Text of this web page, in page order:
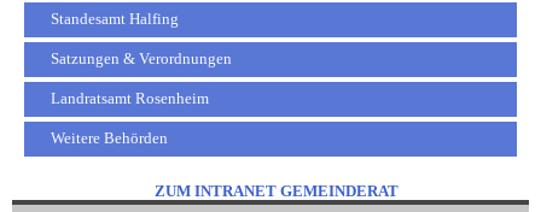
Standesamt Halfing
Satzungen & Verordnungen
Landratsamt Rosenheim
Weitere Behörden
ZUM INTRANET GEMEINDERAT